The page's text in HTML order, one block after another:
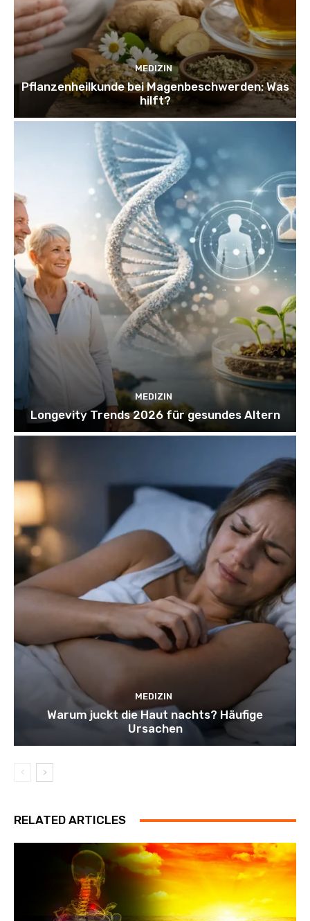
MEDIZIN
Pflanzenheilkunde bei Magenbeschwerden: Was
hilft?
MEDIZIN
Longevity Trends 2026 für gesundes Altern
MEDIZIN
Warum juckt die Haut nachts? Häufige
Ursachen
RELATED ARTICLES